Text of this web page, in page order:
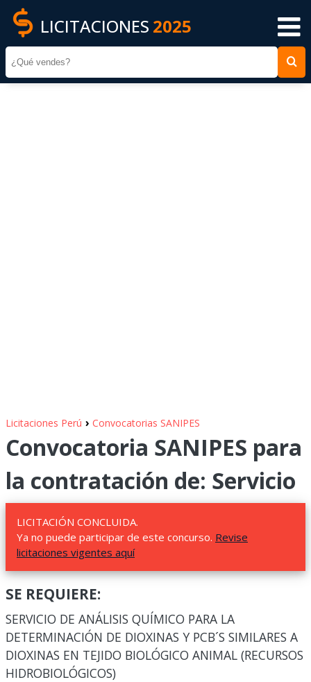
LICITACIONES 2025
Licitaciones Perú › Convocatorias SANIPES
Convocatoria SANIPES para
la contratación de: Servicio
LICITACIÓN CONCLUIDA.
Ya no puede participar de este concurso. Revise
licitaciones vigentes aquí
SE REQUIERE:
SERVICIO DE ANÁLISIS QUÍMICO PARA LA
DETERMINACIÓN DE DIOXINAS Y PCB´S SIMILARES A
DIOXINAS EN TEJIDO BIOLÓGICO ANIMAL (RECURSOS
HIDROBIOLÓGICOS)